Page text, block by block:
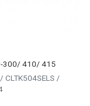
300/ 410/ 415
CLTK504SELS /